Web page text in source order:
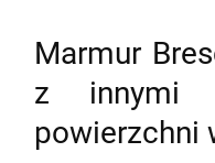
Marmur
z innymi
powierzchni